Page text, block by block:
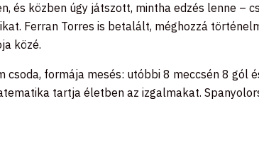
és közben úgy játszott, mintha edzés lenne –
Ferran Torres is betalált, méghozzá
közé.
formája mesés: utóbbi 8 meccsén 8 gól
tartja életben az izgalmakat.